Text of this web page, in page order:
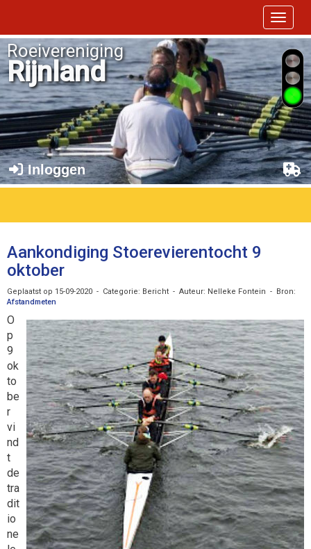
Toggle
Roeivereniging
Rijnland
Inloggen
Aankondiging Stoerevierentocht 9
oktober
Geplaatst op 15-09-2020 - Categorie: Bericht - Auteur: Nelleke Fontein - Bron:
Afstandmeten
O
p
9
ok
to
be
r
vi
nd
t
de
tra
dit
io
ne